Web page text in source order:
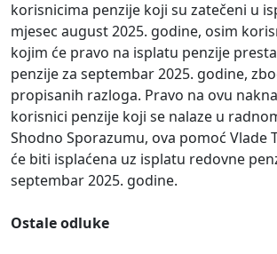
korisnicima penzije koji su zatečeni u
mjesec august 2025. godine, osim
kojim će pravo na isplatu penzije
penzije za septembar 2025. godine,
propisanih razloga. Pravo na ovu
korisnici penzije koji se nalaze u
Shodno Sporazumu, ova pomoć Vlade
će biti isplaćena uz isplatu redovne
septembar 2025. godine.
Ostale odluke